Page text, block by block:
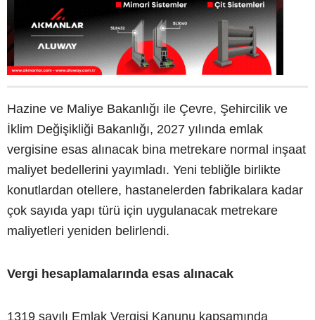
Hazine ve Maliye Bakanlığı ile Çevre, Şehircilik ve
İklim Değişikliği Bakanlığı, 2027 yılında emlak
vergisine esas alınacak bina metrekare normal inşaat
maliyet bedellerini yayımladı. Yeni tebliğle birlikte
konutlardan otellere, hastanelerden fabrikalara kadar
çok sayıda yapı türü için uygulanacak metrekare
maliyetleri yeniden belirlendi.
Vergi hesaplamalarında esas alınacak
1319 sayılı Emlak Vergisi Kanunu kapsamında